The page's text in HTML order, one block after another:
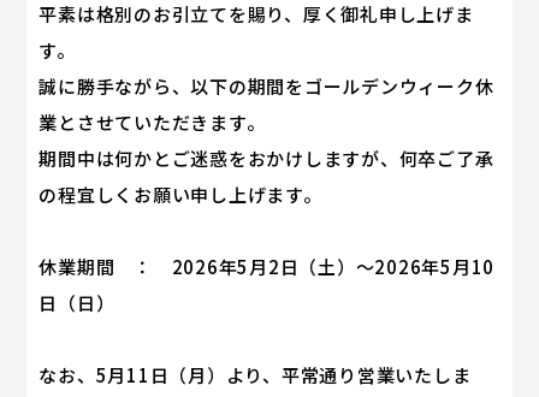
平素は格別のお引立てを賜り、厚く御礼申し上げま
す。
誠に勝手ながら、以下の期間をゴールデンウィーク休
業とさせていただきます。
期間中は何かとご迷惑をおかけしますが、何卒ご了承
の程宜しくお願い申し上げます。
休業期間 ： 2026年5月2日（土）～2026年5月10
日（日）
なお、5月11日（月）より、平常通り営業いたしま